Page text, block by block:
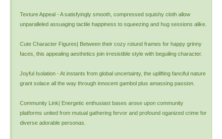
Texture Appeal - A satisfyingly smooth, compressed squishy cloth allow
unparalleled assuaging tactile happiness to squeezing and hug sessions alike.
Cute Character Figures| Between their cozy rotund frames for happy grinny
faces, this appealing aesthetics join irresistible style with beguiling character.
Joyful Isolation - At instants from global uncertainty, the uplifting fanciful nature
grant solace all the way through innocent gambol plus amassing passion.
Community Link| Energetic enthusiast bases arose upon community
platforms united from mutual gathering fervor and profound oganized crime for
diverse adorable personas.